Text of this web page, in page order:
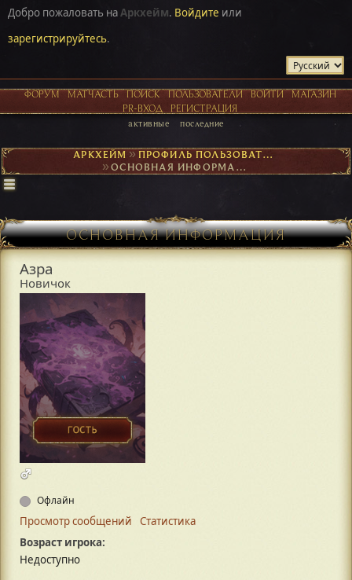
Добро пожаловать наАркхейм. Войдите или
зарегистрируйтесь.
ФОРУМ МАТЧАСТЬ ПОИСК ПОЛЬЗОВАТЕЛИ ВОЙТИ
МАГАЗИН
PR-ВХОД
РЕГИСТРАЦИЯ
активные последние
АРКХЕЙМ► ПРОФИЛЬ ПОЛЬЗОВАТЕЛЯ АЗРА
► ОСНОВНАЯ ИНФОРМАЦИЯ
ОСНОВНАЯ ИНФОРМАЦИЯ
Азра
Новичок
Офлайн
Просмотр сообщений
Статистика
Возраст игрока:
Недоступно